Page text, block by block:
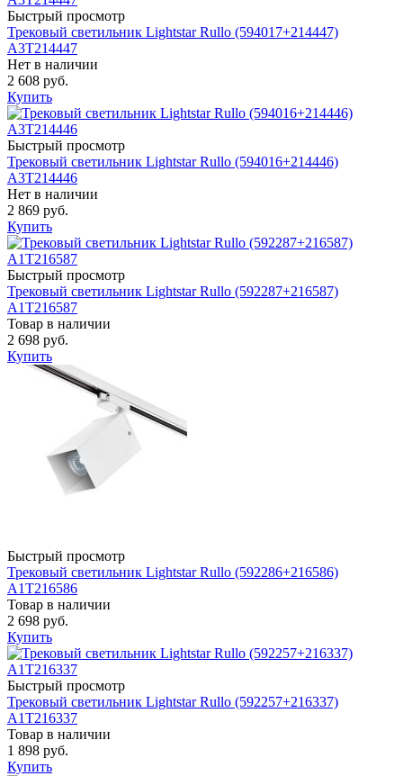
Быстрый просмотр
Трековый светильник Lightstar Rullo (594017+214447)
A3T214447
Нет в наличии
2 608 руб.
Купить
Быстрый просмотр
Трековый светильник Lightstar Rullo (594016+214446)
A3T214446
Нет в наличии
2 869 руб.
Купить
Быстрый просмотр
Трековый светильник Lightstar Rullo (592287+216587)
A1T216587
Товар в наличии
2 698 руб.
Купить
Быстрый просмотр
Трековый светильник Lightstar Rullo (592286+216586)
A1T216586
Товар в наличии
2 698 руб.
Купить
Быстрый просмотр
Трековый светильник Lightstar Rullo (592257+216337)
A1T216337
Товар в наличии
1 898 руб.
Купить